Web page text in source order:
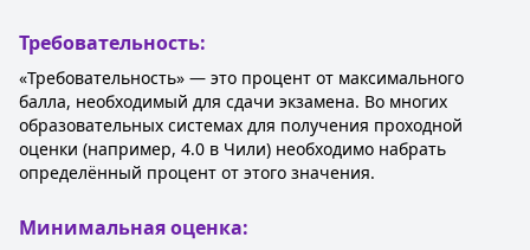
Требовательность:
«Требовательность» — это процент от максимального
балла, необходимый для сдачи экзамена. Во многих
образовательных системах для получения проходной
оценки (например, 4.0 в Чили) необходимо набрать
определённый процент от этого значения.
Минимальная оценка: